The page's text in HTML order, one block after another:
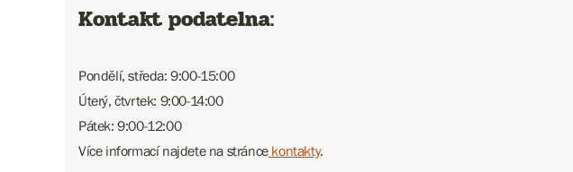
Kontakt podatelna:
Pondělí, středa: 9:00-15:00
Úterý, čtvrtek: 9:00-14:00
Pátek: 9:00-12:00
Více informací najdete na stráncekontakty.